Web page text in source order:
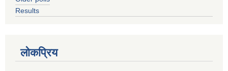
Results
लोकप्रिय